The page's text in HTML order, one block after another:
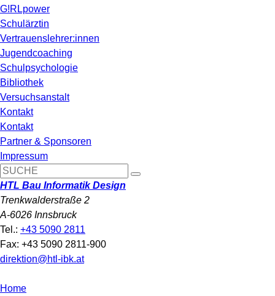
G!RLpower
Schulärztin
Vertrauenslehrer:innen
Jugendcoaching
Schulpsychologie
Bibliothek
Versuchsanstalt
Kontakt
Kontakt
Partner & Sponsoren
Impressum
HTL Bau Informatik Design
Trenkwalderstraße 2
A-6026 Innsbruck
Tel.: +43 5090 2811
Fax: +43 5090 2811-900
direktion@htl-ibk.at
Home